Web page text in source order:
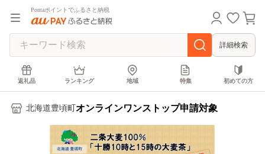
Pontaポイントでふるさと納税
詳細検索
返礼品 ランキング 地域 特集 初めての方
北海道豊頃町 オンラインワンストップ申請対象